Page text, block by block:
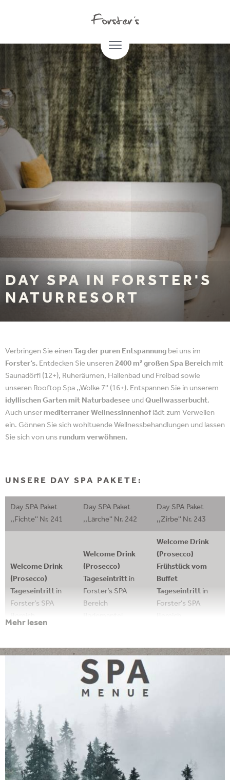
DAY SPA IN FORSTER'S
NATURRESORT
Verbringen Sie einen Tag der puren Entspannung bei uns im
Forster‘s. Entdecken Sie unseren 2400 m² großen Spa Bereich mit
Saunadörfl (12+), Ruheräumen, Hallenbad und Freibad sowie
unseren Rooftop Spa ,,Wolke 7'' (16+). Entspannen Sie in unserem
idyllischen Garten mit Naturbadesee und Quellwasserbucht.
Auch unser mediterraner Wellnessinnenhof lädt zum Verweilen
ein. Gönnen Sie sich wohltuende Wellnessbehandlungen und lassen
Sie sich von uns rundum verwöhnen.
UNSERE DAY SPA PAKETE:
Day SPA Paket
,,Fichte'' Nr. 241
Day SPA Paket
,,Lärche'' Nr. 242
Day SPA Paket
,,Zirbe'' Nr. 243
Welcome Drink
(Prosecco)
Tageseintritt in
Forster’s SPA
idyllischen
Gartenanlage
Welcome Drink
(Prosecco)
Tageseintritt in
Forster’s SPA
Bereich
Im Sommer -
Nutzung unserer
idyllischen
Welcome Drink
(Prosecco)
Frühstück vom
Buffet
Tageseintritt in
Forster’s SPA
64,00€ 75,00€
Mehr lesen